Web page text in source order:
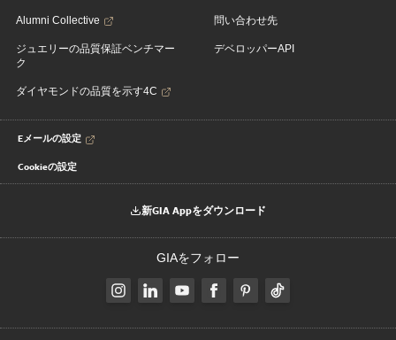
Alumni Collective
ジュエリーの品質保証ベンチマー
ク
ダイヤモンドの品質を示す4C
問い合わせ先
デベロッパーAPI
Eメールの設定
Cookieの設定
新GIA Appをダウンロード
GIAをフォロー